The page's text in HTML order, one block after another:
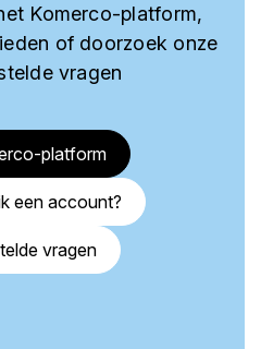
Komerco-platform,
of doorzoek onze
vragen
platform
een account?
vragen